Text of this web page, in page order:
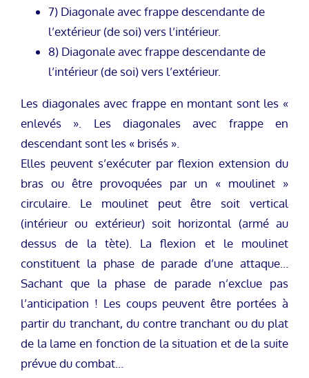
7) Diagonale avec frappe descendante de
l’extérieur (de soi) vers l’intérieur.
8) Diagonale avec frappe descendante de
l’intérieur (de soi) vers l’extérieur.
Les diagonales avec frappe en montant sont les «
enlevés ». Les diagonales avec frappe en
descendant sont les « brisés ».
Elles peuvent s’exécuter par flexion extension du
bras ou être provoquées par un « moulinet »
circulaire. Le moulinet peut être soit vertical
(intérieur ou extérieur) soit horizontal (armé au
dessus de la tète). La flexion et le moulinet
constituent la phase de parade d’une attaque…
Sachant que la phase de parade n’exclue pas
l’anticipation ! Les coups peuvent être portées à
partir du tranchant, du contre tranchant ou du plat
de la lame en fonction de la situation et de la suite
prévue du combat…